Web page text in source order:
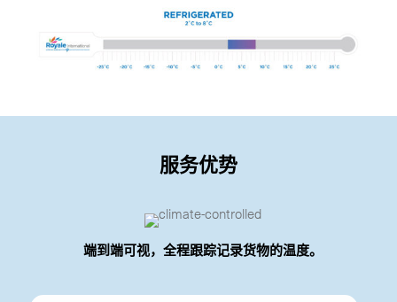
服务优势
端到端可视，全程跟踪记录货物的温度。